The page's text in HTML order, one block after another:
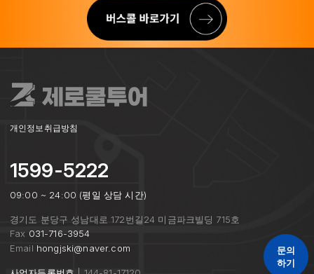
개인정보취급방침
1599-5222
09:00 ~ 24:00 (평일 상담 시간)
경기도 분당구 성남대로 172번길24 미금파크빌딩 715호
Fax 031-716-3954
Email hongjski@naver.com
문의
하기